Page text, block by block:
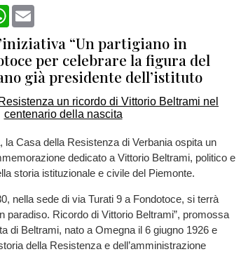
WhatsApp
“Un partigiano in
per celebrare la figura del
già presidente dell’istituto
la Casa della Resistenza di Verbania ospita un
dedicato a Vittorio Beltrami, politico e
storia istituzionale e civile del Piemonte.
nella sede di via Turati 9 a Fondotoce, si terrà
paradiso. Ricordo di Vittorio Beltrami”, promossa
di Beltrami, nato a Omegna il 6 giugno 1926 e
della Resistenza e dell’amministrazione